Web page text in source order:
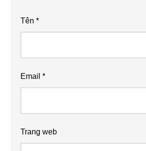
Tên*
Email*
Trang web